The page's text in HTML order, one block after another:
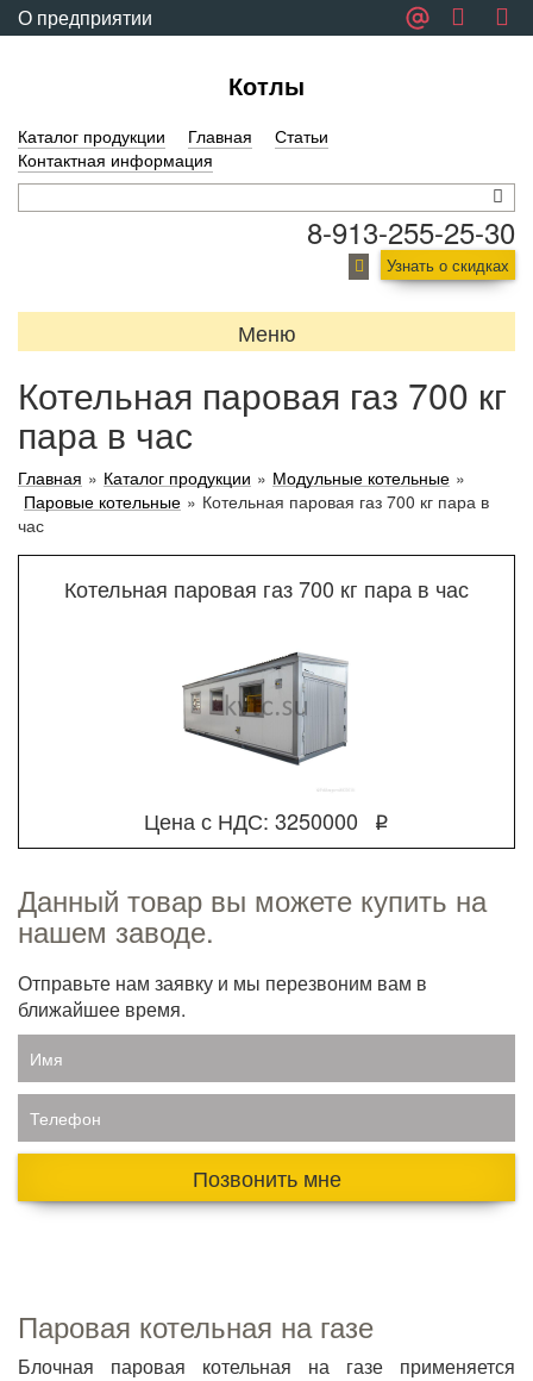
О предприятии
Котлы
Каталог продукции Главная
Статьи
Контактная информация
8-913-255-25-30
Узнать о скидках
Меню
Котельная паровая газ 700 кг
пара в час
Главная » Каталог продукции » Модульные котельные »
Паровые котельные » Котельная паровая газ 700 кг пара в
час
Котельная паровая газ 700 кг пара в час
Цена с НДС: 3250000 q
Данный товар вы можете купить на
нашем заводе.
Отправьте нам заявку и мы перезвоним вам в
ближайшее время.
Имя
Телефон
Позвонить мне
Паровая котельная на газе
Блочная паровая котельная на газе применяется